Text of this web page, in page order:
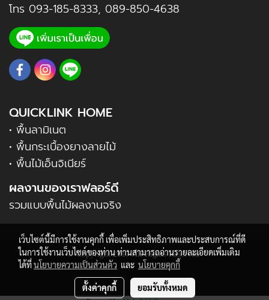
โทร 093-185-8333, 089-850-4638
QUICKLINK HOME
• พื้นลามิเนต
• พื้นกระเบื้องยางลายไม้
• พื้นไม้เอ็นจิเนียร์
ผลงานของเราฟลอร์ดี
รวมแบบพื้นไม้ผลงานจริง
© Copyright 2017 All Rights Reserved
ราคา กระเบื้อง ยาง กระเบื้องยาง ราคา กระเบื้อง ยาง กระเบื้องยาง ราคา กระเบื้อง ยาง กระเบื้องยาง ราคา กระเบื้อง
เว็บไซต์นี้มีการใช้งานคุกกี้ เพื่อเพิ่มประสิทธิภาพและประสบการณ์ที่ดี
ในการใช้งานเว็บไซต์ของท่าน ท่านสามารถอ่านรายละเอียดเพิ่มเติม
ได้ที่นโยบายความเป็นส่วนตัว และ นโยบายคุกกี้
ตั้งค่าคุกกี้ ยอมรับทั้งหมด